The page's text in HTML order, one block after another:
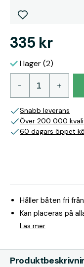
335 kr
I lager (2)
Snabb leverans
Över 200 000
60 dagars öppet
Håller båten fri
Kan placeras på
Läs mer